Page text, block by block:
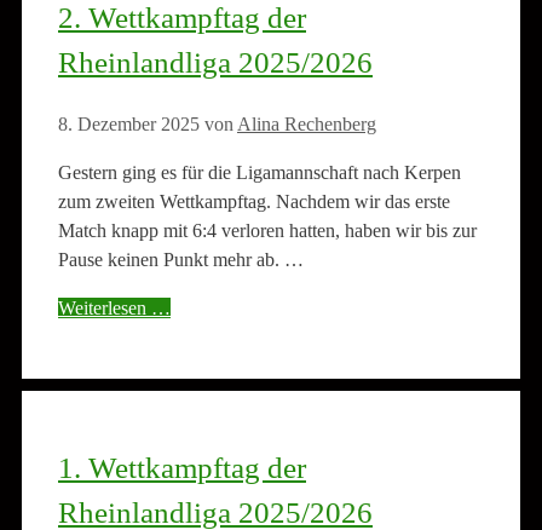
2. Wettkampftag der
Rheinlandliga 2025/2026
8. Dezember 2025 von Alina Rechenberg
Gestern ging es für die Ligamannschaft nach Kerpen
zum zweiten Wettkampftag. Nachdem wir das erste
Match knapp mit 6:4 verloren hatten, haben wir bis zur
Pause keinen Punkt mehr ab. …
Weiterlesen …
1. Wettkampftag der
Rheinlandliga 2025/2026